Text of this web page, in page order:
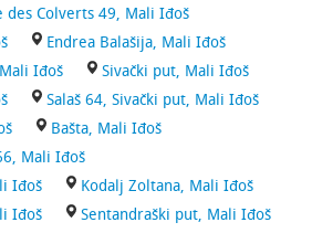
des Colverts 49, Mali Iđoš
Endrea Balašija, Mali Iđoš
Iđoš
Sivački put, Mali Iđoš
Salaš 64, Sivački put, Mali Iđoš
Bašta, Mali Iđoš
Mali Iđoš
Iđoš
Kodalj Zoltana, Mali Iđoš
Iđoš
Sentandraški put, Mali Iđoš